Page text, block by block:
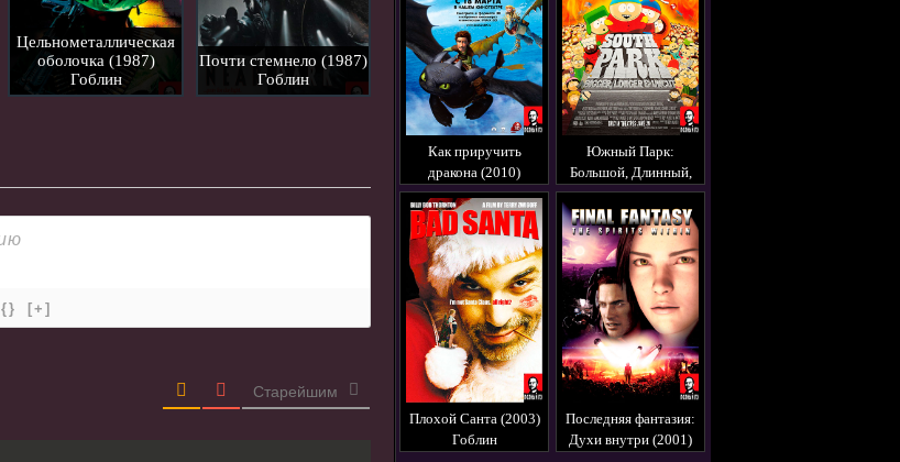
Как приручить
дракона (2010)
Гоблин
Южный Парк:
Большой, Длинный,
Необрезанный (1999)
Гоблин
Плохой Санта (2003)
Гоблин
Последняя фантазия:
Духи внутри (2001)
Цельнометаллическая
оболочка (1987)
Гоблин
Почти стемнело (1987)
Гоблин
{} [+]
Старейшим